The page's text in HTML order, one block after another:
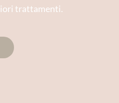
trattamenti.